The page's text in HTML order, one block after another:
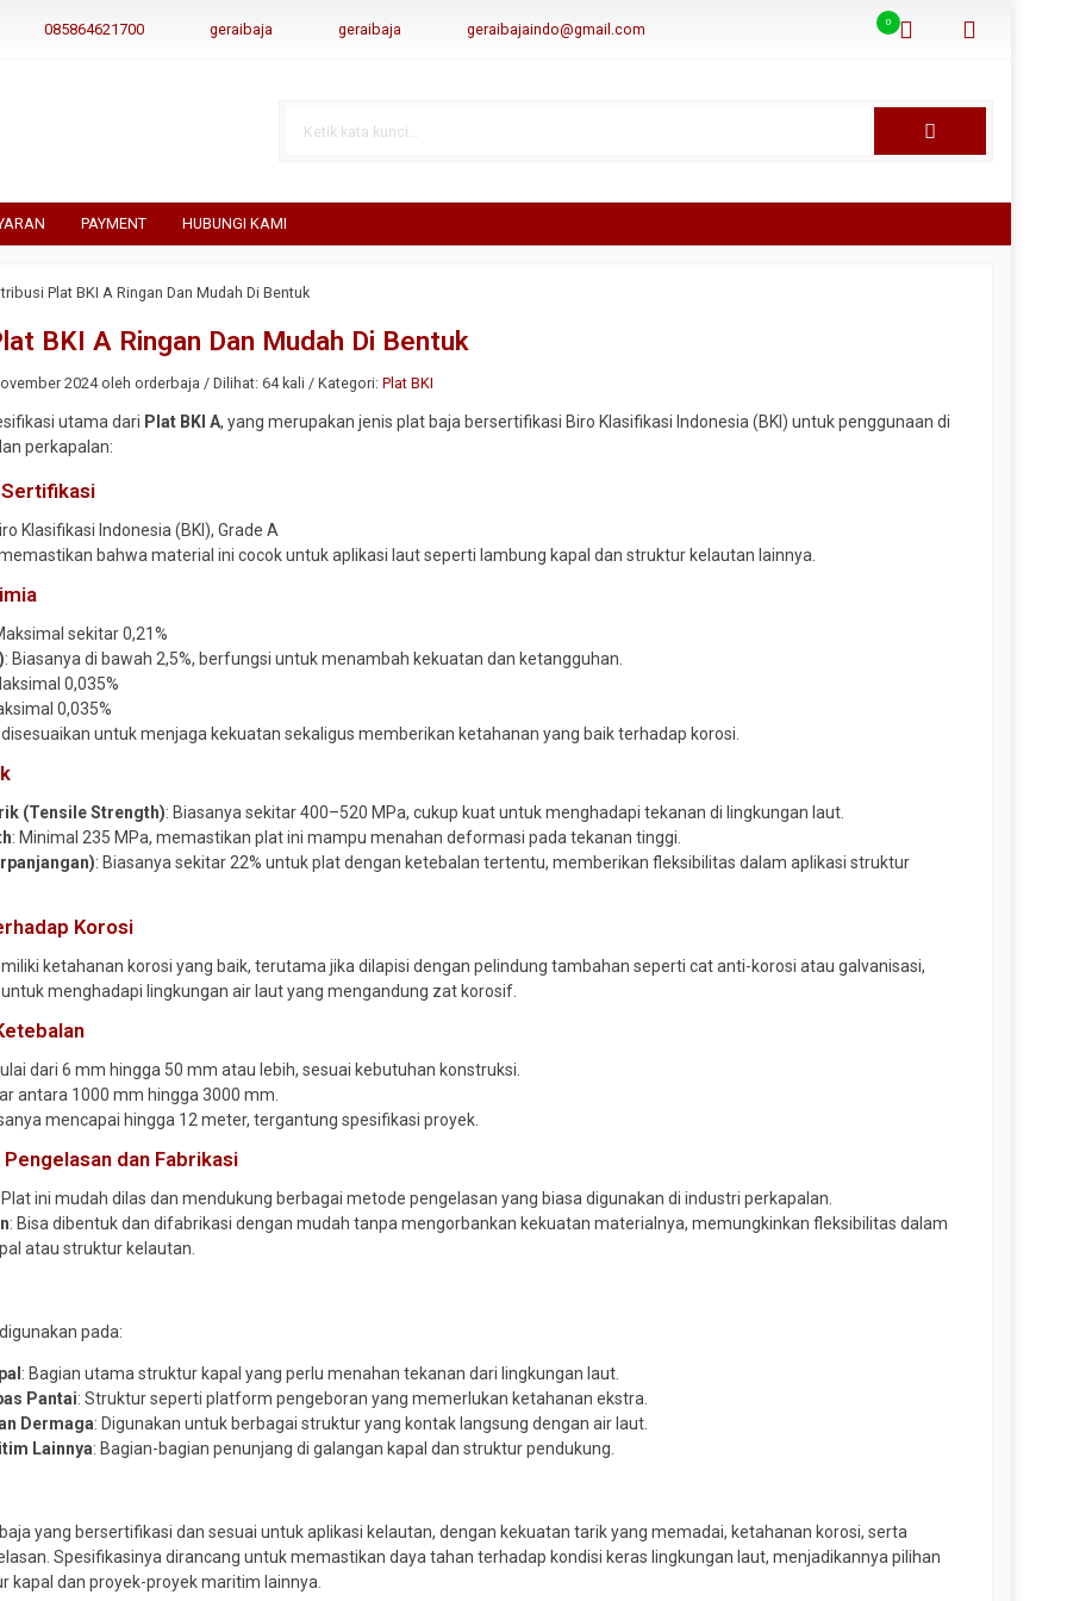
085864621700 geraibaja geraibaja geraibajaindo@gmail.com 0
PAYMENT HUBUNGI KAMI
Plat BKI A Ringan Dan Mudah Di Bentuk
BKI A Ringan Dan Mudah Di Bentuk
2024 oleh orderbaja / Dilihat: 64 kali / Kategori:Plat BKI
utama dari Plat BKI A, yang merupakan jenis plat baja bersertifikasi Biro Klasifikasi Indonesia (BKI) untuk penggunaan di
perkapalan:
Sertifikasi
Klasifikasi Indonesia (BKI), Grade A
memastikan bahwa material ini cocok untuk aplikasi laut seperti lambung kapal dan struktur kelautan lainnya.
sekitar 0,21%
: Biasanya di bawah 2,5%, berfungsi untuk menambah kekuatan dan ketangguhan.
0,035%
0,035%
disesuaikan untuk menjaga kekuatan sekaligus memberikan ketahanan yang baik terhadap korosi.
(Tensile Strength): Biasanya sekitar 400–520 MPa, cukup kuat untuk menghadapi tekanan di lingkungan laut.
: Minimal 235 MPa, memastikan plat ini mampu menahan deformasi pada tekanan tinggi.
: Biasanya sekitar 22% untuk plat dengan ketebalan tertentu, memberikan fleksibilitas dalam aplikasi struktur
Korosi
ketahanan korosi yang baik, terutama jika dilapisi dengan pelindung tambahan seperti cat anti-korosi atau galvanisasi,
menghadapi lingkungan air laut yang mengandung zat korosif.
dari 6 mm hingga 50 mm atau lebih, sesuai kebutuhan konstruksi.
antara 1000 mm hingga 3000 mm.
mencapai hingga 12 meter, tergantung spesifikasi proyek.
dan Fabrikasi
Plat ini mudah dilas dan mendukung berbagai metode pengelasan yang biasa digunakan di industri perkapalan.
: Bisa dibentuk dan difabrikasi dengan mudah tanpa mengorbankan kekuatan materialnya, memungkinkan fleksibilitas dalam
atau struktur kelautan.
pada:
: Bagian utama struktur kapal yang perlu menahan tekanan dari lingkungan laut.
Pantai: Struktur seperti platform pengeboran yang memerlukan ketahanan ekstra.
Dermaga: Digunakan untuk berbagai struktur yang kontak langsung dengan air laut.
Lainnya: Bagian-bagian penunjang di galangan kapal dan struktur pendukung.
yang bersertifikasi dan sesuai untuk aplikasi kelautan, dengan kekuatan tarik yang memadai, ketahanan korosi, serta
Spesifikasinya dirancang untuk memastikan daya tahan terhadap kondisi keras lingkungan laut, menjadikannya pilihan
kapal dan proyek-proyek maritim lainnya.